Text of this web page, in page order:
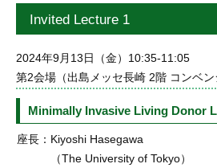
Invited Lecture 1
2024年9月13日（金）10:35-11:05
第2会場（出島メッセ長崎 2階 コンベン
Minimally Invasive Living Donor
座長： Kiyoshi Hasegawa
（The University of Tokyo）